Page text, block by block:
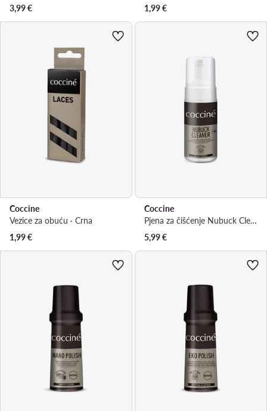
3,99€
1,99€
Coccine
Vezice za obuću · Crna
1,99€
Coccine
Pjena za čišćenje Nubuck Cleaner 55/050/100/Z/v1
5,99€